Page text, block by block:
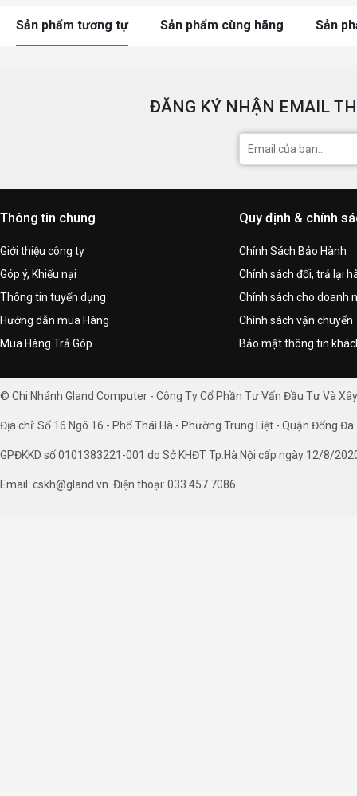
Sản phẩm tương tự Sản phẩm cùng hãng Sản
ĐĂNG KÝ NHẬN EMAIL
Thông tin chung
Giới thiệu công ty
Góp ý, Khiếu nại
Thông tin tuyển dụng
Hướng dẫn mua Hàng
Mua Hàng Trả Góp
Quy định & chính
Chính Sách Bảo Hành
Chính sách đổi, trả lại
Chính sách cho doanh
Chính sách vận chuyển
Bảo mật thông tin
© Chi Nhánh Gland Computer - Công Ty Cổ Phần Tư Vấn Đầu Tư Và
Địa chỉ: Số 16 Ngõ 16 - Phố Thái Hà - Phường Trung Liệt - Quận Đống Đa
GPĐKKD số 0101383221-001 do Sở KHĐT Tp.Hà Nội cấp ngày 12/8/
Email: cskh@gland.vn. Điện thoại: 033.457.7086